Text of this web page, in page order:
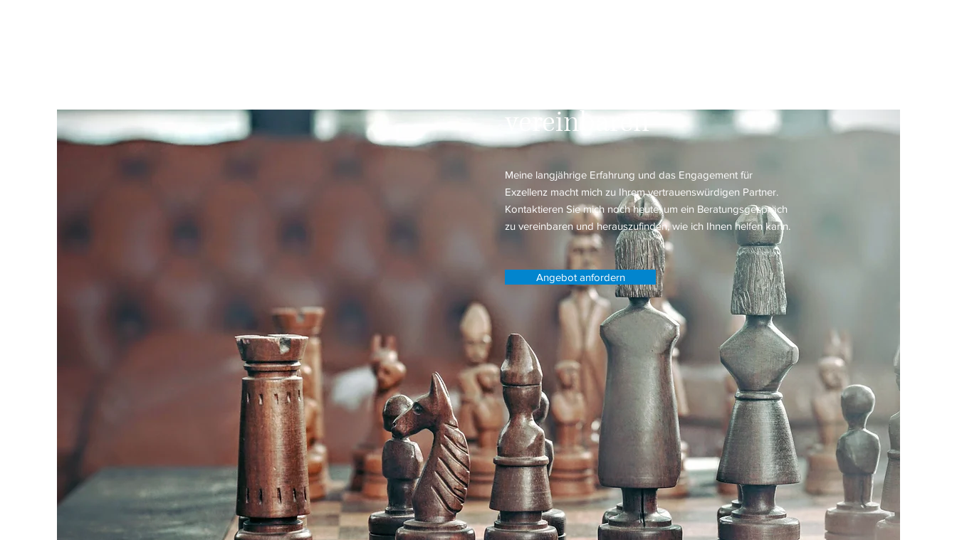
vereinbaren
Meine langjährige Erfahrung und das Engagement für
Exzellenz macht mich zu Ihrem vertrauenswürdigen Partner.
Kontaktieren Sie mich noch heute, um ein Beratungsgespräch
zu vereinbaren und herauszufinden, wie ich Ihnen helfen kann.
Angebot anfordern